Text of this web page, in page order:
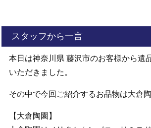
スタッフから一言
本日は神奈川県 藤沢市のお客様から遺
いただきました。
その中で今回ご紹介するお品物は大倉
【大倉陶園】